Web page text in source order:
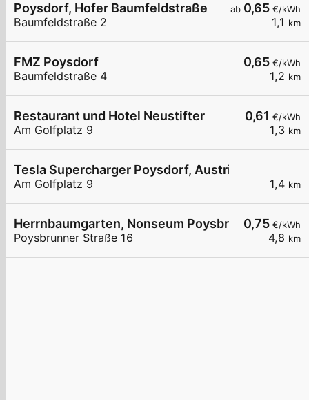
ab 0,65 €/kWh
1,1 km
Poysdorf, Hofer Baumfeldstraße
Baumfeldstraße 2
0,65 €/kWh
1,2 km
FMZ Poysdorf
Baumfeldstraße 4
0,61 €/kWh
1,3 km
Restaurant und Hotel Neustifter
Am Golfplatz 9
1,4 km
Tesla Supercharger Poysdorf, Austria
Am Golfplatz 9
0,75 €/kWh
4,8 km
Herrnbaumgarten, Nonseum Poysbrunner Str.
Poysbrunner Straße 16